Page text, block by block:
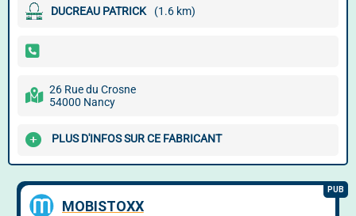
DUCREAU PATRICK (1.6 km)
26 Rue du Crosne
54000 Nancy
PLUS D'INFOS SUR CE FABRICANT